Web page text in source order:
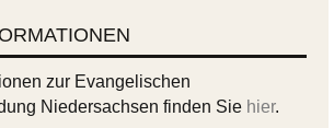
zur Evangelischen
Niedersachsen finden Sie hier.